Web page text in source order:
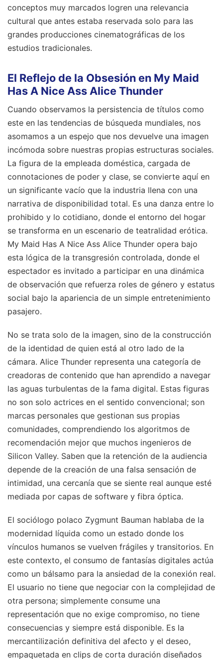
conceptos muy marcados logren una relevancia
cultural que antes estaba reservada solo para las
grandes producciones cinematográficas de los
estudios tradicionales.
El Reflejo de la Obsesión en My Maid
Has A Nice Ass Alice Thunder
Cuando observamos la persistencia de títulos como
este en las tendencias de búsqueda mundiales, nos
asomamos a un espejo que nos devuelve una imagen
incómoda sobre nuestras propias estructuras sociales.
La figura de la empleada doméstica, cargada de
connotaciones de poder y clase, se convierte aquí en
un significante vacío que la industria llena con una
narrativa de disponibilidad total. Es una danza entre lo
prohibido y lo cotidiano, donde el entorno del hogar
se transforma en un escenario de teatralidad erótica.
My Maid Has A Nice Ass Alice Thunder opera bajo
esta lógica de la transgresión controlada, donde el
espectador es invitado a participar en una dinámica
de observación que refuerza roles de género y estatus
social bajo la apariencia de un simple entretenimiento
pasajero.
No se trata solo de la imagen, sino de la construcción
de la identidad de quien está al otro lado de la
cámara. Alice Thunder representa una categoría de
creadoras de contenido que han aprendido a navegar
las aguas turbulentas de la fama digital. Estas figuras
no son solo actrices en el sentido convencional; son
marcas personales que gestionan sus propias
comunidades, comprendiendo los algoritmos de
recomendación mejor que muchos ingenieros de
Silicon Valley. Saben que la retención de la audiencia
depende de la creación de una falsa sensación de
intimidad, una cercanía que se siente real aunque esté
mediada por capas de software y fibra óptica.
El sociólogo polaco Zygmunt Bauman hablaba de la
modernidad líquida como un estado donde los
vínculos humanos se vuelven frágiles y transitorios. En
este contexto, el consumo de fantasías digitales actúa
como un bálsamo para la ansiedad de la conexión real.
El usuario no tiene que negociar con la complejidad de
otra persona; simplemente consume una
representación que no exige compromiso, no tiene
consecuencias y siempre está disponible. Es la
mercantilización definitiva del afecto y el deseo,
empaquetada en clips de corta duración diseñados